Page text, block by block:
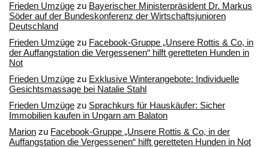
Frieden Umzüge zu Bayerischer Ministerpräsident Dr. Markus
Söder auf der Bundeskonferenz der Wirtschaftsjunioren
Deutschland
Frieden Umzüge zu Facebook-Gruppe „Unsere Rottis & Co, in
der Auffangstation die Vergessenen“ hilft geretteten Hunden in
Not
Frieden Umzüge zu Exklusive Winterangebote: Individuelle
Gesichtsmassage bei Natalie Stahl
Frieden Umzüge zu Sprachkurs für Hauskäufer: Sicher
Immobilien kaufen in Ungarn am Balaton
Marion zu Facebook-Gruppe „Unsere Rottis & Co, in der
Auffangstation die Vergessenen“ hilft geretteten Hunden in Not